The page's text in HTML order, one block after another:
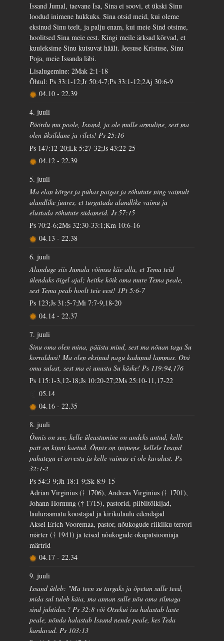
Issand Jumal, taevane Isa, Sina ei soovi, et ükski Sinu
loodud inimene hukkuks. Sina otsid meid, kui oleme
eksinud Sinu teelt, ja palju enam, kui meie Sind otsime,
hoolitsed Sina meie eest. Kingi meile ärksad kõrvad, et
kuuleksime Sinu kutsuvat häält. Jeesuse Kristuse, Sinu
Poja, meie Issanda läbi.
Lisalugemine: 2Mak 2:1-18
Õhtul: Ps 33:1-12;Jr 50:4-7;Ps 33:1-12;2Aj 30:6-9
04.10 - 22.39
4. juuli
Pöördu mu poole, Issand, ja ole mulle armuline, sest ma
olen üksildane ja vilets! Ps 25:16
Ps 147:12-20;Lk 5:27-32;Js 43:22-25
04.12 - 22.39
5. juuli
Ma elan kõrges ja pühas paigas ja rõhutute ning vaimult
alandlike juures, et turgutada alandlike vaimu ja
elustada rõhutute südameid. Js 57:15
Ps 70:2-6;2Ms 32:30-33:1;Km 10:6-16
04.13 - 22.38
6. juuli
Alanduge siis Jumala võimsa käe alla, et Tema teid
ülendaks õigel ajal; heitke kõik oma mure Tema peale,
sest Tema peab hoolt teie eest! 1Pt 5:6-7
Ps 123;Js 31:5-7;Mi 7:7-9,18-20
04.14 - 22.37
7. juuli
Sinu oma olen mina, päästa mind, sest ma nõuan taga Su
korraldusi! Ma olen eksinud nagu kadunud lammas. Otsi
oma sulast, sest ma ei unusta Su käske! Ps 119:94,176
Ps 115:1-3,12-18;Js 10:20-27;2Ms 25:10-11,17-22
05.14
04.16 - 22.35
8. juuli
Õnnis on see, kelle üleastumine on andeks antud, kelle
patt on kinni kaetud. Õnnis on inimene, kellele Issand
pahategu ei arvesta ja kelle vaimus ei ole kavalust. Ps
32:1-2
Ps 54:3-9;Jh 18:1-9;Sk 8:9-15
Adrian Virginius († 1706), Andreas Virginius († 1701),
Johann Hornung († 1715), pastorid, piiblitõlkijad,
lauluraamatu koostajad ja kirikulaulu edendajad
Aksel Erich Vooremaa, pastor, nõukogude riikliku terrori
märter († 1941) ja teised nõukogude okupatsiooniaja
märtrid
04.17 - 22.34
9. juuli
Issand ütleb: "Ma teen su targaks ja õpetan sulle teed,
mida sul tuleb käia, ma annan sulle nõu oma silmaga
sind juhtides.? Ps 32:8 või Otsekui isa halastab laste
peale, nõnda halastab Issand nende peale, kes Teda
kardavad. Ps 103:13